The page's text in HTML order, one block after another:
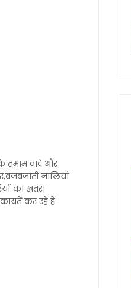
तमाम वादे और
नालियां
का खतरा
कर रहे हैं